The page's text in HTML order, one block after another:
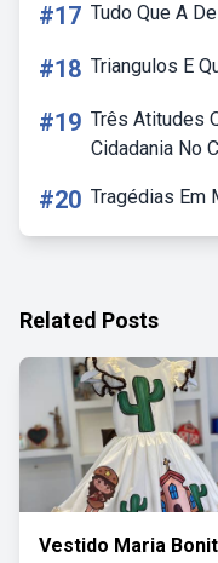
#17 Tudo Que A
#18 Triangulos E
#19 Três Atitudes
Cidadania No
#20 Tragédias Em
Related Posts
Vestido Maria